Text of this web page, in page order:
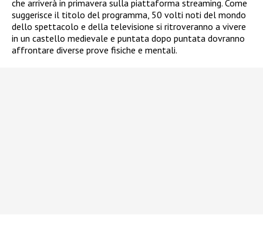
che arriverà in primavera sulla piattaforma streaming. Come
suggerisce il titolo del programma, 50 volti noti del mondo
dello spettacolo e della televisione si ritroveranno a vivere
in un castello medievale e puntata dopo puntata dovranno
affrontare diverse prove fisiche e mentali.